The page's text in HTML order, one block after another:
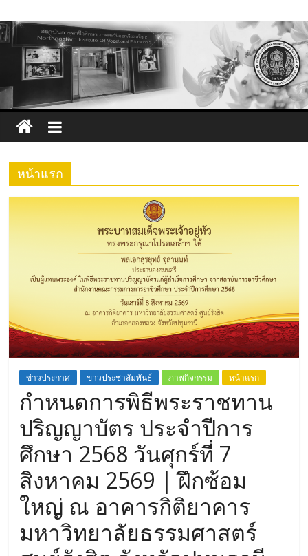
to
content
หน้าแรก
ข่าวประกาศ ข่าวประชาสัมพันธ์ ภาพกิจกรรม หน้าแรก
กำหนดการพิธีพระราชทาน
ปริญญาบัตร ประจำปีการ
ศึกษา 2568 วันศุกร์ที่ 7
สิงหาคม 2569 | ฝึกซ้อม
ใหญ่ ณ อาคารกิติยาคาร
มหาวิทยาลัยธรรมศาสตร์